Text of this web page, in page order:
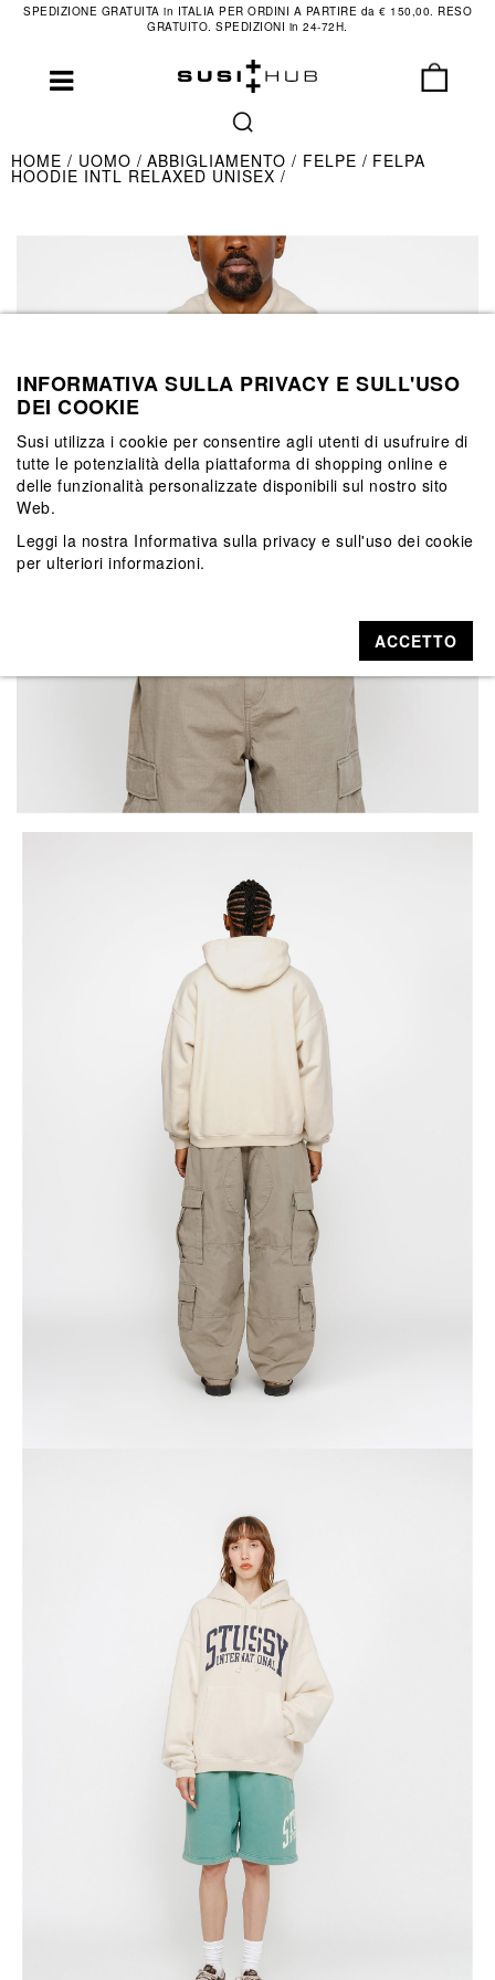
SPEDIZIONE GRATUITA in ITALIA PER ORDINI A PARTIRE da € 150,00. RESO
GRATUITO. SPEDIZIONI in 24-72H.
HOME UOMO ABBIGLIAMENTO FELPE FELPA
HOODIE INTL RELAXED UNISEX
INFORMATIVA SULLA PRIVACY E SULL'USO
DEI COOKIE
Susi utilizza i cookie per consentire agli utenti di usufruire di
tutte le potenzialità della piattaforma di shopping online e
delle funzionalità personalizzate disponibili sul nostro sito
Web.
Leggi la nostra Informativa sulla privacy e sull'uso dei cookie
per ulteriori informazioni.
ACCETTO